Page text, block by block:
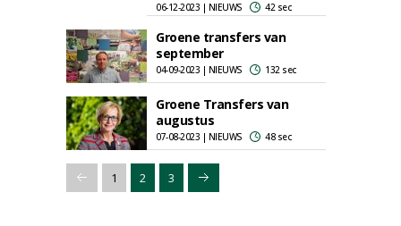
06-12-2023 | NIEUWS 42 sec
Groene transfers van
september
04-09-2023 | NIEUWS 132 sec
Groene Transfers van
augustus
07-08-2023 | NIEUWS 48 sec
1 2 3